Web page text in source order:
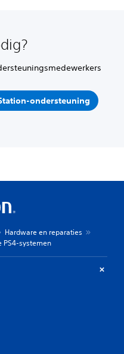
ondersteuning
Hardware en reparaties
PS4-systemen